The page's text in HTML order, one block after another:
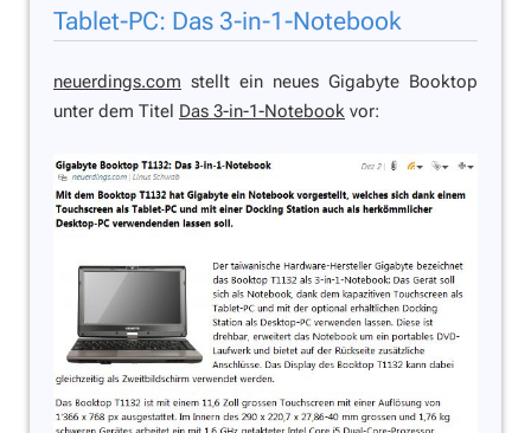
Tablet-PC: Das 3-in-1-Notebook
neuerdings.com stellt ein neues Gigabyte Booktop
unter dem Titel Das 3-in-1-Notebook vor: